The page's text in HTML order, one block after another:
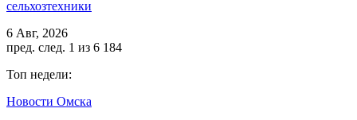
сельхозтехники
6 Авг, 2026
пред. след. 1 из 6 184
Топ недели:
Новости Омска